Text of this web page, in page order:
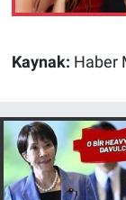
Kaynak: Haber
Yerel
Canlı